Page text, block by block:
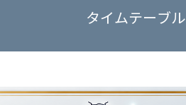
タイムテーブル